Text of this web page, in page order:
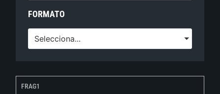
FORMATO
Selecciona...
FRAG1